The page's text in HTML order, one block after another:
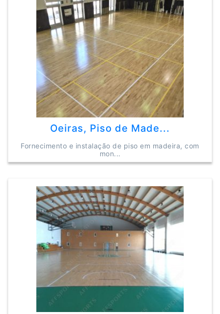
Oeiras, Piso de Made...
Fornecimento e instalação de piso em madeira, com
mon...